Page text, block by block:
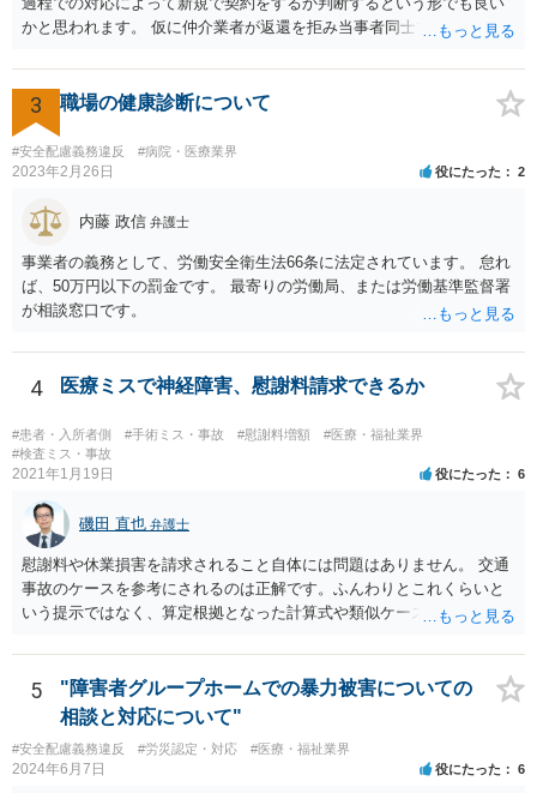
まになっている →形式ミスですね。不注意ですが、訴訟の勝敗に直結
ショットの証拠が縦長や横長に印刷され、文字が間延びしている(読め
ないことはない) →こちらも③と同様であると思います。 以上のとお
り、①～④も訴訟の勝敗に直結するものではないと思われますので、
致命的なミスではないと思います。 もっとも、形式面も仕事の完成物
として当然確認すべきでありますので、今後は気を付けるように弁護
かと思われます。 仮に仲介業者が返還を拒み当事者同士での解決が困
3 職場の健康診断について
#安全配慮義務違反 #病院・医療業界
2023年2月26日 役にたった 2
内藤 政信 弁護士
事業者の義務として、労働安全衛生法66条に法定されています。 怠れ
ば、50万円以下の罰金です。 最寄りの労働局、または労働基準監督署
が相談窓口です。
4 医療ミスで神経障害、慰謝料請求できるか
#患者・入所者側 #手術ミス・事故 #慰謝料増額
#医療・福祉業界
#検査ミス・事故
2021年1月19日 役にたった 6
磯田 直也 弁護士
慰謝料や休業損害を請求されること自体には問題はありません。 交通
事故のケースを参考にされるのは正解です。ふんわりとこれくらいと
いう提示ではなく、算定根拠となった計算式や類似ケースでの裁判所
面、針刺し事故については医療者側の故意や過失がないと思われるケ
ースが多く、早期解決のためにある程度の減額等があることはやむを
得ないかとも思います。 病院側の提示があまりにも低額であった場合
などには、弁護士へのご依頼も検討されるべきかと思います。 弁護士
への依頼が必要になる際に備えて、また現時点でのアドバイス等をも
らうために、一度法律事務所にご相談されておいても良いかも知れま
5
"障害者グループホームでの暴力被害についての
相談と対応について"
#安全配慮義務違反 #労災認定・対応 #医療・福祉業界
2024年6月7日 役にたった 6